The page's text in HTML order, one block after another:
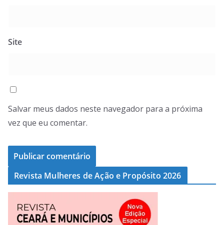
Site
Salvar meus dados neste navegador para a próxima
vez que eu comentar.
Revista Mulheres de Ação e Propósito 2026